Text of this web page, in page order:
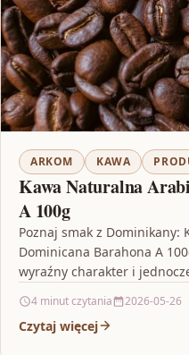
ARKOM KAWA
Kawa Naturalna
A 100g
Poznaj smak z Dominikany:
Dominicana Barahona A
wyraźny charakter i
4 minut czytania 2026-05-26
Czytaj więcej